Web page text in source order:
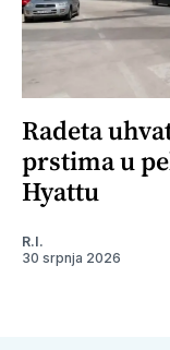
Radeta
prstima u
Hyattu
R.I.
30 srpnja 2026